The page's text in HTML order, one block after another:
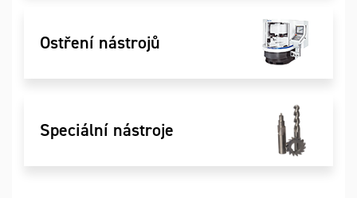
Ostření nástrojů
Speciální nástroje